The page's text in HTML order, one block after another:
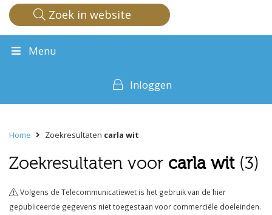
Zoek in website
Menu
Inloggen
Home Zoekresultaten carla wit
Zoekresultaten voor carla wit(3)
Volgens de Telecommunicatiewet is het gebruik van de hier
gepubliceerde gegevens niet toegestaan voor commerciële doeleinden.